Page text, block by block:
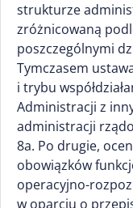
strukturze
zróżnicowaną
poszczególnymi
Tymczasem
i trybu
Administracji z
administracji
8a. Po drugie,
obowiązków
operacyjno-
w oparciu o